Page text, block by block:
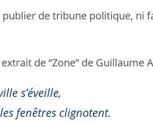
de tribune politique, ni
de “Zone” de Guillaume
s’éveille,
fenêtres clignotent.